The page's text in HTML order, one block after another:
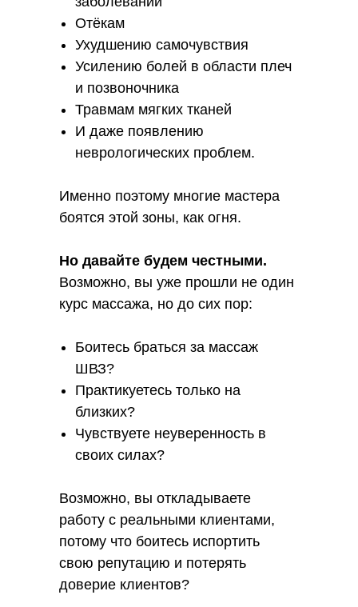
Отёкам
Ухудшению самочувствия
Усилению болей в области плеч
и позвоночника
Травмам мягких тканей
И даже появлению
неврологических проблем.
Именно поэтому многие мастера
боятся этой зоны, как огня.
Но давайте будем честными.
Возможно, вы уже прошли не один
курс массажа, но до сих пор:
Боитесь браться за массаж
ШВЗ?
Практикуетесь только на
близких?
Чувствуете неуверенность в
своих силах?
Возможно, вы откладываете
работу с реальными клиентами,
потому что боитесь испортить
свою репутацию и потерять
доверие клиентов?